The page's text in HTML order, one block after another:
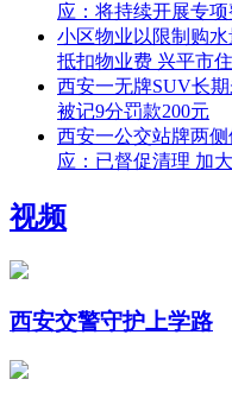
应：将持续开展专
小区物业以限制购
抵扣物业费 兴平市
西安一无牌SUV长
被记9分罚款200元
西安一公交站牌两
应：已督促清理 加
视频
西安交警守护上学路